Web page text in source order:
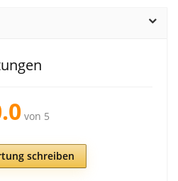
von 5
schreiben